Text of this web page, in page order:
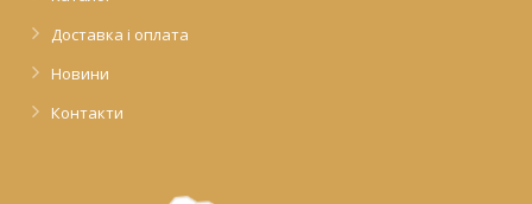
Доставка і оплата
Новини
Контакти